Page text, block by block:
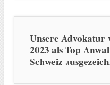
Unsere Advokatur
2023 als Top
Schweiz